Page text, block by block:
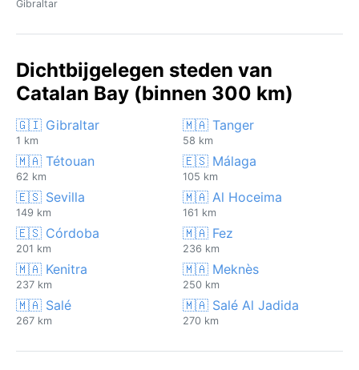
Gibraltar
Dichtbijgelegen steden van
Catalan Bay (binnen 300 km)
🇬🇮 Gibraltar
1 km
🇲🇦 Tanger
58 km
🇲🇦 Tétouan
62 km
🇪🇸 Málaga
105 km
🇪🇸 Sevilla
149 km
🇲🇦 Al Hoceima
161 km
🇪🇸 Córdoba
201 km
🇲🇦 Fez
236 km
🇲🇦 Kenitra
237 km
🇲🇦 Meknès
250 km
🇲🇦 Salé
267 km
🇲🇦 Salé Al Jadida
270 km